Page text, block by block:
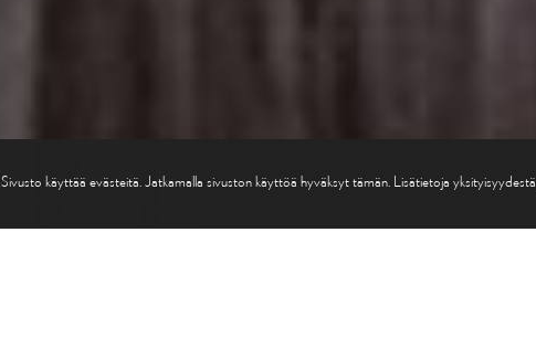
Sivusto käyttää evästeitä. Jatkamalla sivuston käyttöä hyväksyt tämän. Lisätietoja yksityisyydestä